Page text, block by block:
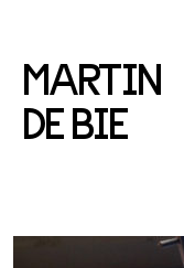
MARTIN
DE BIE